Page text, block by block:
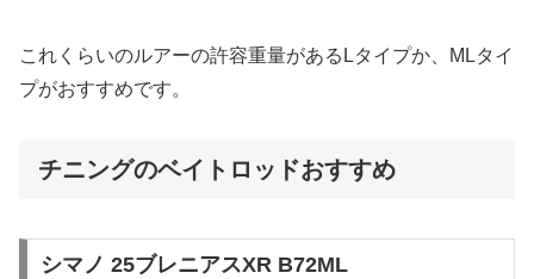
これくらいのルアーの許容重量があるLタイプか、MLタイ
プがおすすめです。
チニングのベイトロッドおすすめ
シマノ 25ブレニアスXR B72ML